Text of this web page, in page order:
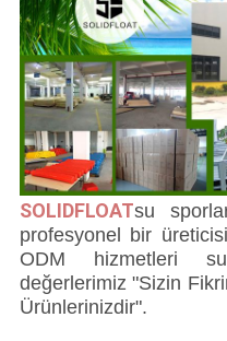
SOLIDFLOATsu
profesyonel bir
ODM hizmetleri
değerlerimiz "Sizin
Ürünlerinizdir".